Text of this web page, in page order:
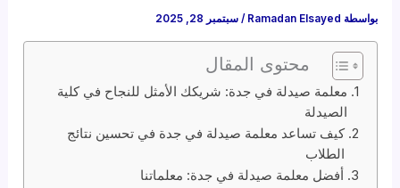
بواسطة Ramadan Elsayed
/سبتمبر 28, 2025
محتوى المقال
معلمة صيدلة في جدة: شريكك الأمثل للنجاح في كلية
الصيدلة
كيف تساعد معلمة صيدلة في جدة في تحسين نتائج
الطلاب
أفضل معلمة صيدلة في جدة: معلماتنا